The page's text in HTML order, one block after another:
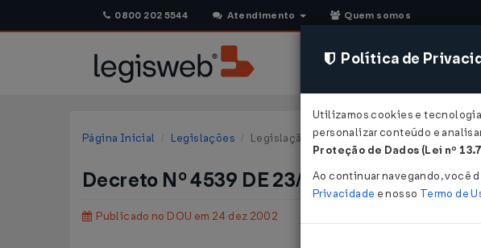
0800 202 5544 Atendimento Quem somos
Página Inicial Legislações Legislação Federal
Decreto Nº 4539 DE 23/12/2002
Publicado no DOU em 24 dez 2002
Política de
Utilizamos cookies e
personalizar conteúdo e
Proteção de Dados (Lei nº
Ao continuar navegando, você
Privacidade e nosso Termo de